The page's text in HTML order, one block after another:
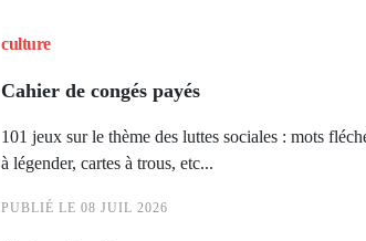
culture
Cahier de congés payés
101 jeux sur le thème des luttes sociales : mots
à légender, cartes à trous, etc...
PUBLIÉ LE08 JUIL 2026